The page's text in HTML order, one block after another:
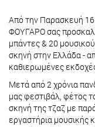
Από την Παρασκευή 16
ΦΟΥΓΑΡΟ σας
μπάντες & 20
σκηνή στην Ελλάδα -
καθιερωμένες
Μετά από 2 χρόνια
μας φεστιβάλ, φέτος
σκηνή της τζαζ με
εργαστήρια μουσικής